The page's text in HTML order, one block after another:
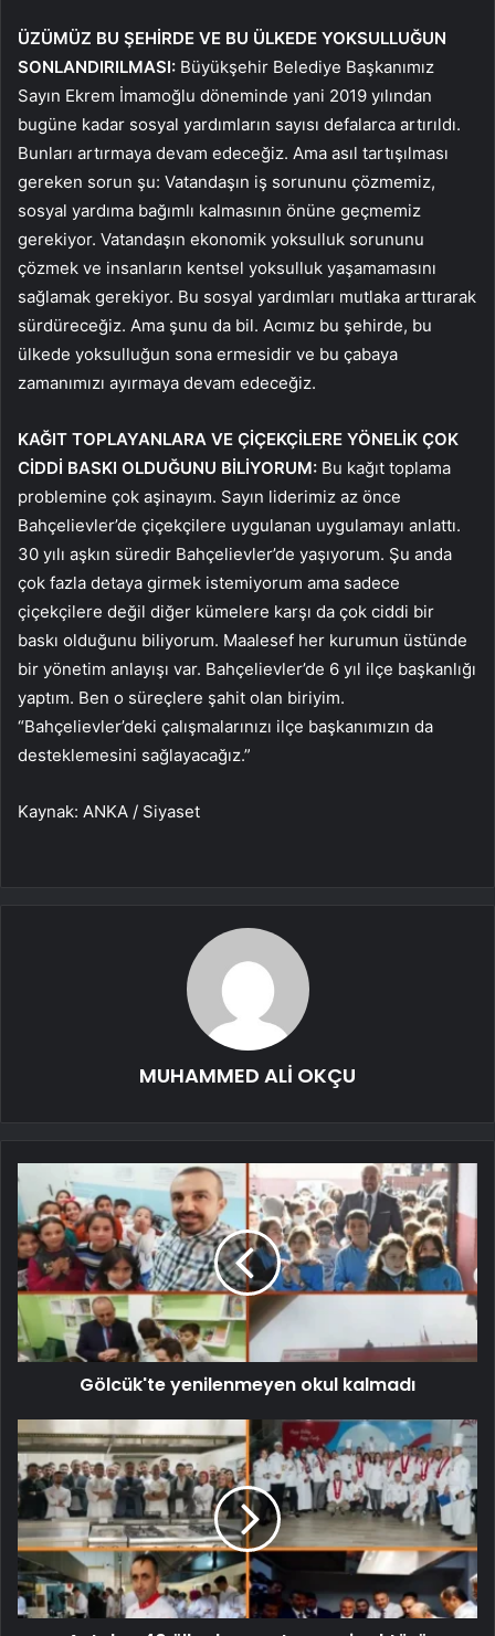
ÜZÜMÜZ BU ŞEHİRDE VE BU ÜLKEDE YOKSULLUĞUN
SONLANDIRILMASI: Büyükşehir Belediye Başkanımız
Sayın Ekrem İmamoğlu döneminde yani 2019 yılından
bugüne kadar sosyal yardımların sayısı defalarca artırıldı.
Bunları artırmaya devam edeceğiz. Ama asıl tartışılması
gereken sorun şu: Vatandaşın iş sorununu çözmemiz,
sosyal yardıma bağımlı kalmasının önüne geçmemiz
gerekiyor. Vatandaşın ekonomik yoksulluk sorununu
çözmek ve insanların kentsel yoksulluk yaşamamasını
sağlamak gerekiyor. Bu sosyal yardımları mutlaka arttırarak
sürdüreceğiz. Ama şunu da bil. Acımız bu şehirde, bu
ülkede yoksulluğun sona ermesidir ve bu çabaya
zamanımızı ayırmaya devam edeceğiz.
KAĞIT TOPLAYANLARA VE ÇİÇEKÇİLERE YÖNELİK ÇOK
CİDDİ BASKI OLDUĞUNU BİLİYORUM: Bu kağıt toplama
problemine çok aşinayım. Sayın liderimiz az önce
Bahçelievler’de çiçekçilere uygulanan uygulamayı anlattı.
30 yılı aşkın süredir Bahçelievler’de yaşıyorum. Şu anda
çok fazla detaya girmek istemiyorum ama sadece
çiçekçilere değil diğer kümelere karşı da çok ciddi bir
baskı olduğunu biliyorum. Maalesef her kurumun üstünde
bir yönetim anlayışı var. Bahçelievler’de 6 yıl ilçe başkanlığı
yaptım. Ben o süreçlere şahit olan biriyim.
“Bahçelievler’deki çalışmalarınızı ilçe başkanımızın da
desteklemesini sağlayacağız.”
Kaynak: ANKA / Siyaset
MUHAMMED ALİ OKÇU
Gölcük'te yenilenmeyen okul kalmadı